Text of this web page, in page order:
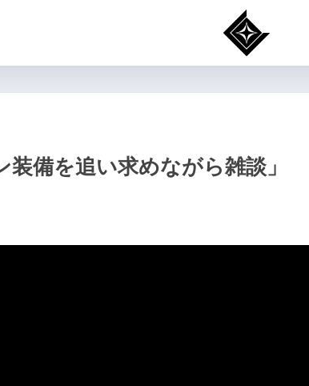
備を追い求めながら雑談」